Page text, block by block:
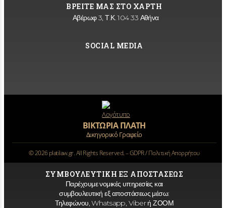
ΒΡΕΙΤΕ ΜΑΣ ΣΤΟ ΧΑΡΤΗ
Αβέρωφ 3, Τ.Κ. 104 33 Αθήνα
SOCIAL MEDIA
ΒΙΚΤΩΡΙΑ ΠΛΑΤΗ
Δικηγορικό Γραφείο
©2026platilaw.gr. All Rights Reserved. –GDPR / Πολιτική Απορρήτου
ΣΥΜΒΟΥΛΕΥΤΙΚΗ ΕΞ ΑΠΟΣΤΑΣΕΩΣ
Παρέχουμε νομικές υπηρεσίες και
συμβουλευτική εξ αποστάσεως μέσω:
Τηλεφώνου, Whatsapp, Viber ή ΖΟΟΜ